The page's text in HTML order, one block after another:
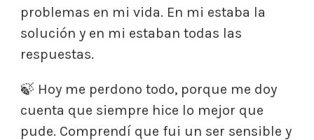
problemas en mi vida. En mi estaba la
solución y en mi estaban todas las
respuestas.
🍃 Hoy me perdono todo, porque me doy
cuenta que siempre hice lo mejor que
pude. Comprendí que fui un ser sensible y